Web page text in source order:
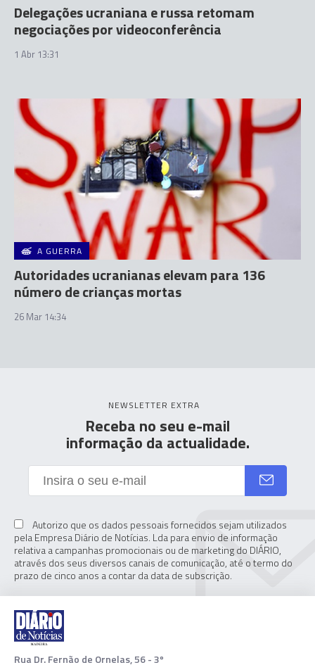
Delegações ucraniana e russa retomam
negociações por videoconferência
1 Abr 13:31
A GUERRA
Autoridades ucranianas elevam para 136
número de crianças mortas
26 Mar 14:34
NEWSLETTER EXTRA
Receba no seu e-mail
informação da actualidade.
Autorizo que os dados pessoais fornecidos sejam utilizados
pela Empresa Diário de Notícias. Lda para envio de informação
relativa a campanhas promocionais ou de marketing do DIÁRIO,
através dos seus diversos canais de comunicação, até o termo do
prazo de cinco anos a contar da data de subscrição.
Rua Dr. Fernão de Ornelas, 56 - 3º